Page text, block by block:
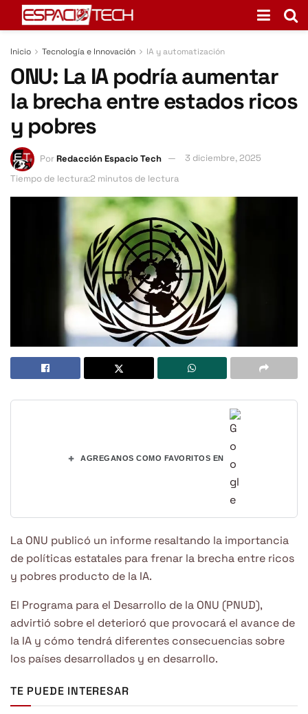
Inicio Tecnología e Innovación IA y automatización
ONU: La IA podría aumentar
la brecha entre estados ricos
y pobres
PorRedacción Espacio Tech
3 diciembre, 2025
Tiempo de lectura:2 minutos de lectura
+ AGREGANOS COMO FAVORITOS EN
La ONU publicó un informe resaltando la importancia
de políticas estatales para frenar la brecha entre ricos
y pobres producto de la IA.
El Programa para el Desarrollo de la ONU (PNUD),
advirtió sobre el deterioró que provocará el avance de
la IA y cómo tendrá diferentes consecuencias sobre
los países desarrollados y en desarrollo.
TE PUEDE INTERESAR